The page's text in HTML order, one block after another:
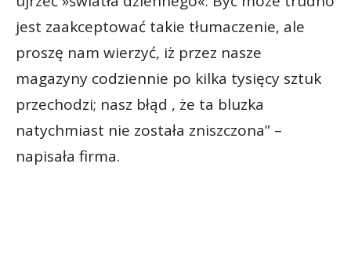
jest zaakceptować takie tłumaczenie, ale
proszę nam wierzyć, iż przez nasze
magazyny codziennie po kilka tysięcy sztuk
przechodzi; nasz błąd , że ta bluzka
natychmiast nie została zniszczona” –
napisała firma.